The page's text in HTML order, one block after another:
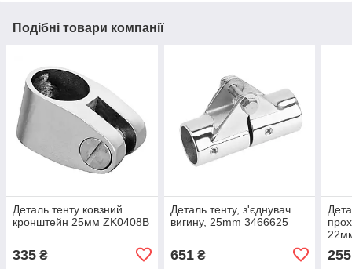
Подібні товари компанії
Деталь тенту ковзний
кронштейн 25мм ZK0408B
335 ₴
Деталь тенту, з'єднувач
вигину, 25mm 3466625
651₴ 255